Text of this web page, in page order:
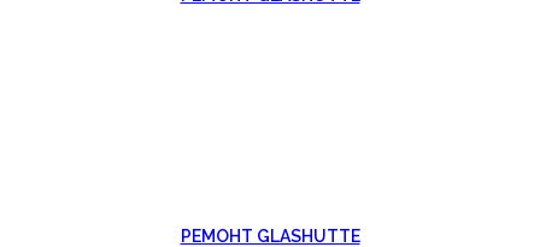
РЕМОНТ GLASHUTTE